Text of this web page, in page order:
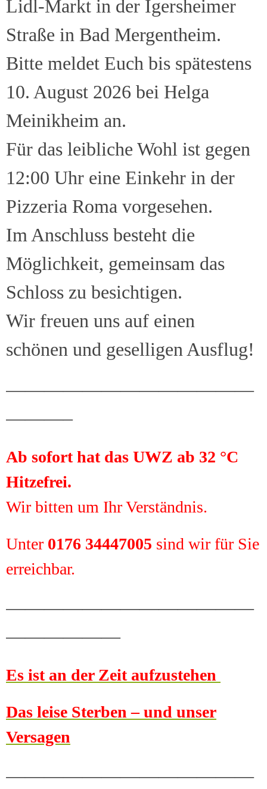
Lidl-Markt in der Igersheimer
Straße in Bad Mergentheim.
Bitte meldet Euch bis spätestens
10. August 2026 bei Helga
Meinikheim an.
Für das leibliche Wohl ist gegen
12:00 Uhr eine Einkehr in der
Pizzeria Roma vorgesehen.
Im Anschluss besteht die
Möglichkeit, gemeinsam das
Schloss zu besichtigen.
Wir freuen uns auf einen
schönen und geselligen Ausflug!
—————————————
———–
Ab sofort hat das UWZ ab 32 °C
Hitzefrei.
Wir bitten um Ihr Verständnis.
Unter 0176 34447005 sind wir für Sie
erreichbar.
—————————————
——————
Es ist an der Zeit aufzustehen
Das leise Sterben – und unser
Versagen
—————————————